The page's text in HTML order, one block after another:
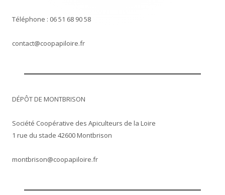
Téléphone : 06 51 68 90 58
contact@coopapiloire.fr
DÉPÔT DE MONTBRISON
Société Coopérative des Apiculteurs de la Loire
1 rue du stade 42600 Montbrison
montbrison@coopapiloire.fr